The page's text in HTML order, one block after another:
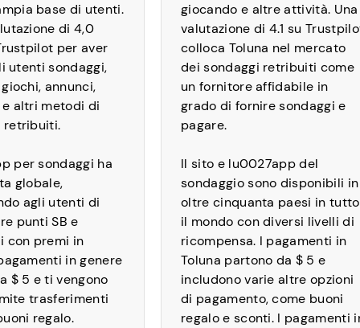
base di utenti.
di 4,0
per aver
utenti sondaggi,
annunci,
altri metodi di
retribuiti.
per sondaggi ha
globale,
agli utenti di
punti SB e
con premi in
in genere
$ 5 e ti vengono
trasferimenti
regalo.
giocando e altre attività. Una
valutazione di 4.1 su
colloca Toluna nel mercato
dei sondaggi retribuiti come
un fornitore affidabile in
grado di fornire sondaggi e
pagare.
Il sito e lu0027app del
sondaggio sono disponibili in
oltre cinquanta paesi in tutto
il mondo con diversi livelli di
ricompensa. I pagamenti in
Toluna partono da $ 5 e
includono varie altre opzioni
di pagamento, come buoni
regalo e sconti. I pagamenti